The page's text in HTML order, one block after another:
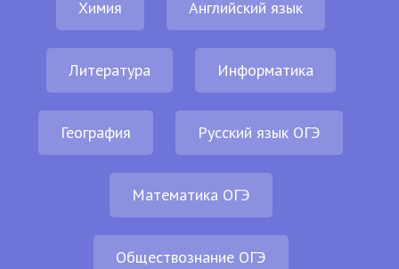
Химия Английский язык
Литература Информатика
География Русский язык ОГЭ
Математика ОГЭ
Обществознание ОГЭ